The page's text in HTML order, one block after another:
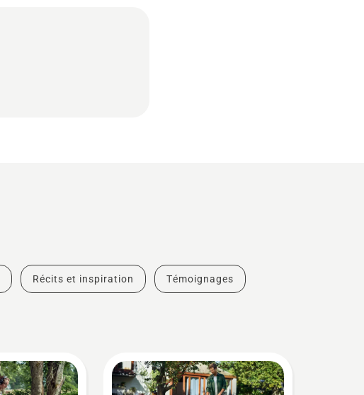
Récits et inspiration Témoignages